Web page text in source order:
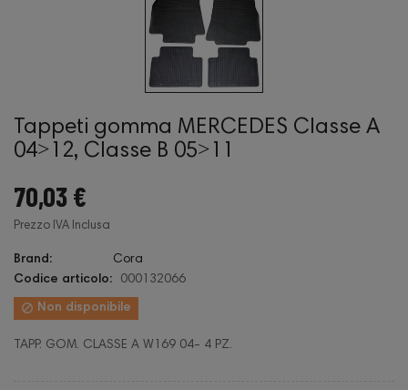
Tappeti gomma MERCEDES Classe A
04˃12, Classe B 05˃11
70,03 €
Prezzo IVA Inclusa
Brand:
Cora
Codice articolo:
000132066
 Non disponibile
TAPP. GOM. CLASSE A W169 04- 4 PZ.